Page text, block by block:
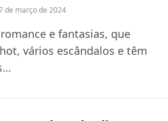
de março de 2024
e fantasias, que
vários escândalos e têm